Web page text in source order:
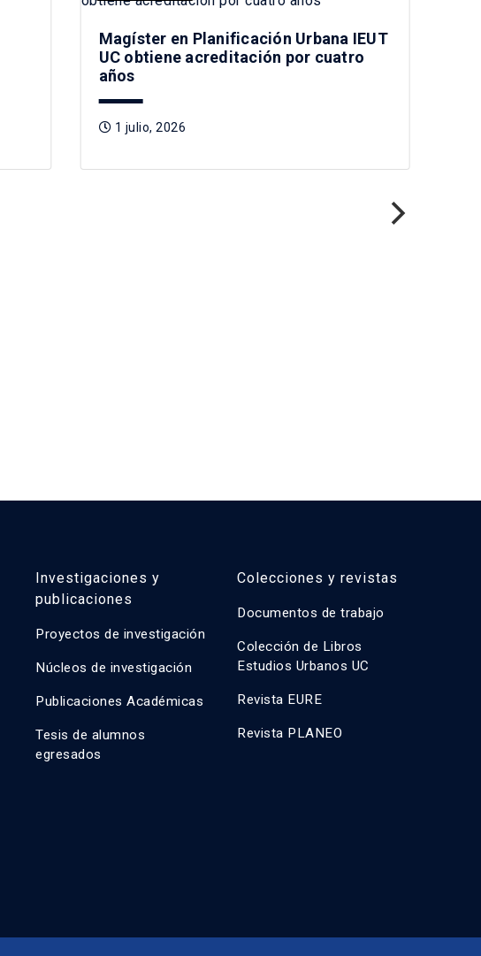
Magíster en Planificación Urbana IEUT
UC obtiene acreditación por cuatro
años
1 julio, 2026
Investigaciones y
publicaciones
Proyectos de investigación
Núcleos de investigación
Publicaciones Académicas
Tesis de alumnos
egresados
Colecciones y revistas
Documentos de trabajo
Colección de Libros
Estudios Urbanos UC
Revista EURE
Revista PLANEO